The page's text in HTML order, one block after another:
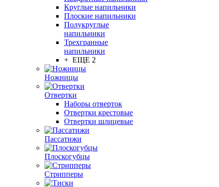
Круглые напильники
Плоские напильники
Полукруглые
напильники
Трехгранные
напильники
+ ЕЩЕ 2
Ножницы
Отвертки
Наборы отверток
Отвертки крестовые
Отвертки шлицевые
Пассатижи
Плоскогубцы
Стрипперы